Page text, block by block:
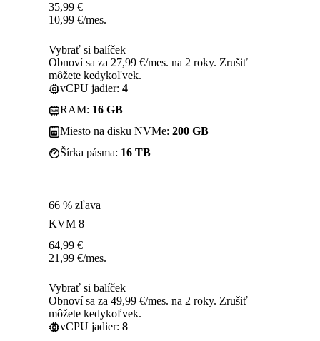
35,99 €
10,99 €/mes.
Vybrať si balíček
Obnoví sa za 27,99 €/mes. na 2 roky. Zrušiť
môžete kedykoľvek.
vCPU jadier: 4
RAM: 16 GB
Miesto na disku NVMe: 200 GB
Šírka pásma: 16 TB
66 % zľava
KVM 8
64,99 €
21,99 €/mes.
Vybrať si balíček
Obnoví sa za 49,99 €/mes. na 2 roky. Zrušiť
môžete kedykoľvek.
vCPU jadier: 8